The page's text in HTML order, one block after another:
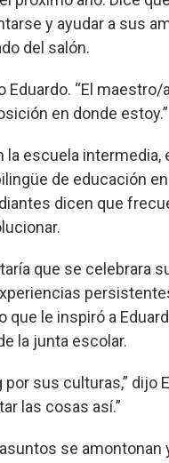
y ayudar a sus
del salón.
Eduardo. “El maestro/
en donde estoy.”
escuela intermedia,
de educación en
dicen que
que se celebrara
le inspiró a
la junta escolar.
sus culturas,” dijo
las cosas así.”
se amontonan